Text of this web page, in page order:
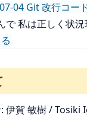
04 Git 改行コー
で 私は正しく状況
伊賀 敏樹 / Tosiki